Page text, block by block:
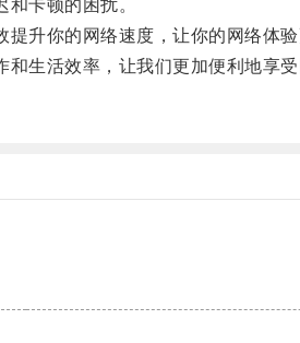
卡顿的困扰。
你的网络速度，让你的网络体验
活效率，让我们更加便利地享受